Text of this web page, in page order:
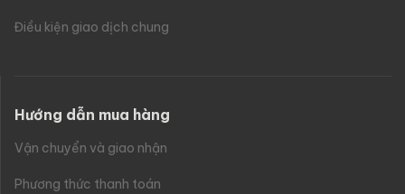
Điều kiện giao dịch chung
Hướng dẫn mua hàng
Vận chuyển và giao nhận
Phương thức thanh toán